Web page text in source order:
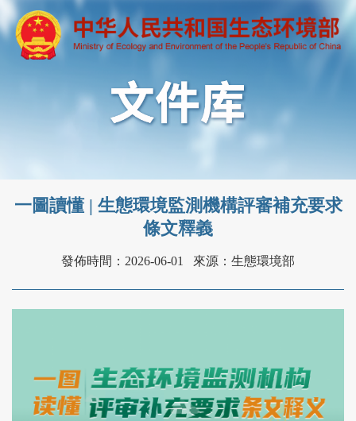
一圖讀懂 | 生態環境監測機構評審補充要求
條文釋義
發佈時間：2026-06-01 來源：生態環境部